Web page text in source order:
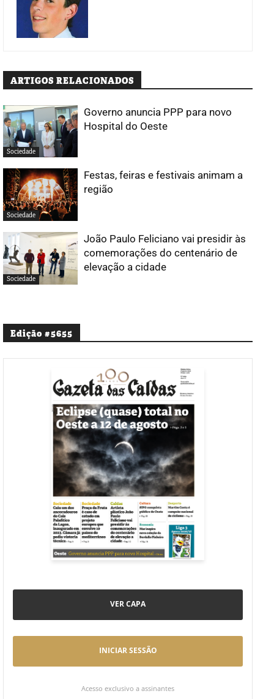
ARTIGOS RELACIONADOS
Sociedade
Governo anuncia PPP para novo
Hospital do Oeste
Sociedade
Festas, feiras e festivais animam a
região
Sociedade
João Paulo Feliciano vai presidir às
comemorações do centenário de
elevação a cidade
Edição #5655
VER CAPA
INICIAR SESSÃO
Acesso exclusivo a assinantes